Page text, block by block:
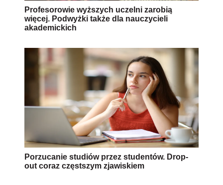
Profesorowie wyższych uczelni zarobią
więcej. Podwyżki także dla nauczycieli
akademickich
Porzucanie studiów przez studentów. Drop-
out coraz częstszym zjawiskiem